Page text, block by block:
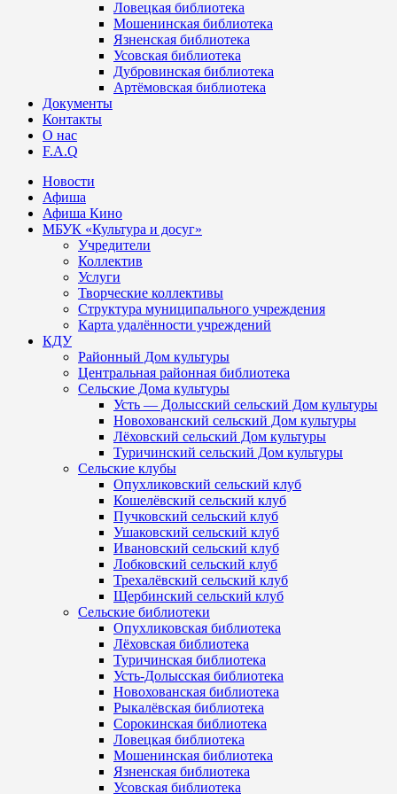
Ловецкая библиотека
Мошенинская библиотека
Язненская библиотека
Усовская библиотека
Дубровинская библиотека
Артёмовская библиотека
Документы
Контакты
О нас
F.A.Q
Новости
Афиша
Афиша Кино
МБУК «Культура и досуг»
Учредители
Коллектив
Услуги
Творческие коллективы
Структура муниципального учреждения
Карта удалённости учреждений
КДУ
Районный Дом культуры
Центральная районная библиотека
Сельские Дома культуры
Усть — Долысский сельский Дом культуры
Новохованский сельский Дом культуры
Лёховский сельский Дом культуры
Туричинский сельский Дом культуры
Сельские клубы
Опухликовский сельский клуб
Кошелёвский сельский клуб
Пучковский сельский клуб
Ушаковский сельский клуб
Ивановский сельский клуб
Лобковский сельский клуб
Трехалёвский сельский клуб
Щербинский сельский клуб
Сельские библиотеки
Опухликовская библиотека
Лёховская библиотека
Туричинская библиотека
Усть-Долысская библиотека
Новохованская библиотека
Рыкалёвская библиотека
Сорокинская библиотека
Ловецкая библиотека
Мошенинская библиотека
Язненская библиотека
Усовская библиотека